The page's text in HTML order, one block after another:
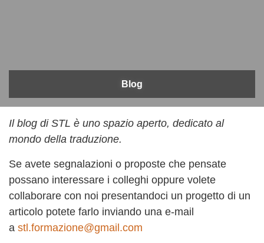
Blog
Il blog di STL è uno spazio aperto, dedicato al
mondo della traduzione.
Se avete segnalazioni o proposte che pensate
possano interessare i colleghi oppure volete
collaborare con noi presentandoci un progetto di un
articolo potete farlo inviando una e-mail
a stl.formazione@gmail.com